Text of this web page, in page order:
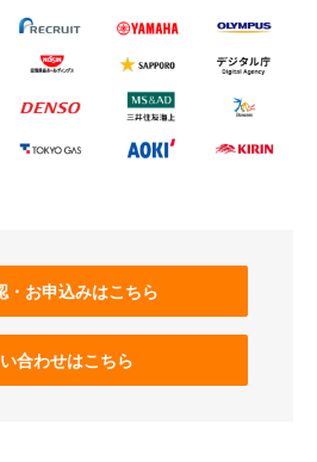
・お申込みはこちら
合わせはこちら